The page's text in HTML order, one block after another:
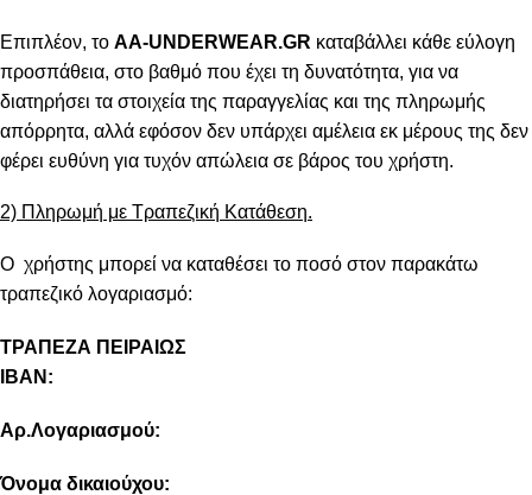
Επιπλέον, το AA-UNDERWEAR.GR καταβάλλει κάθε εύλογη
προσπάθεια, στο βαθμό που έχει τη δυνατότητα, για να
διατηρήσει τα στοιχεία της παραγγελίας και της πληρωμής
απόρρητα, αλλά εφόσον δεν υπάρχει αμέλεια εκ μέρους της δεν
φέρει ευθύνη για τυχόν απώλεια σε βάρος του χρήστη.
2) Πληρωμή με Τραπεζική Κατάθεση.
Ο χρήστης μπορεί να καταθέσει το ποσό στον παρακάτω
τραπεζικό λογαριασμό:
ΤΡΑΠΕΖΑ ΠΕΙΡΑΙΩΣ
IBAN:
Αρ.Λογαριασμού:
Όνομα δικαιούχου: